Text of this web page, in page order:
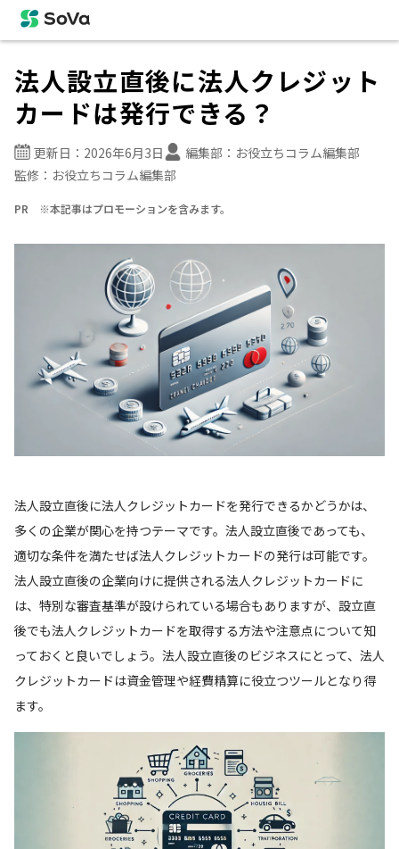
法人設立直後に法人クレジット
カードは発行できる？
更新日： 2026年6月3日 編集部： お役立ちコラム編集部
監修： お役立ちコラム編集部
PR ※本記事はプロモーションを含みます。
法人設立直後に法人クレジットカードを発行できるかどうかは、
多くの企業が関心を持つテーマです。法人設立直後であっても、
適切な条件を満たせば法人クレジットカードの発行は可能です。
法人設立直後の企業向けに提供される法人クレジットカードに
は、特別な審査基準が設けられている場合もありますが、設立直
後でも法人クレジットカードを取得する方法や注意点について知
っておくと良いでしょう。法人設立直後のビジネスにとって、法人
クレジットカードは資金管理や経費精算に役立つツールとなり得
ます。